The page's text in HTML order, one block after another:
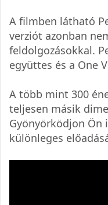
A filmben látható
verziót azonban
feldolgozásokkal.
együttes és a One
A több mint 300
teljesen másik
Gyönyörködjon Ön
különleges